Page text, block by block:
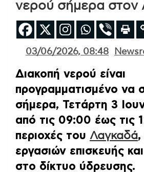
νερού σήμερα στον
03/06/2026, 08:48
Διακοπή νερού είναι
προγραμματισμένο να
σήμερα, Τετάρτη 3
από τις 09:00 έως τις
περιοχές του Λαγκαδά,
εργασιών επισκευής
στο δίκτυο ύδρευσης.